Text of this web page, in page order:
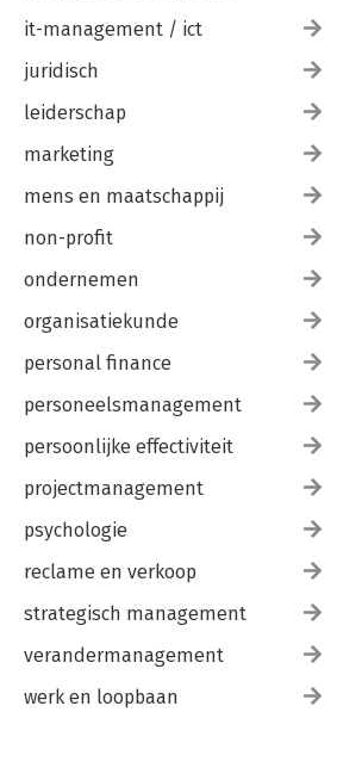
it-management / ict
juridisch
leiderschap
marketing
mens en maatschappij
non-profit
ondernemen
organisatiekunde
personal finance
personeelsmanagement
persoonlijke effectiviteit
projectmanagement
psychologie
reclame en verkoop
strategisch management
verandermanagement
werk en loopbaan